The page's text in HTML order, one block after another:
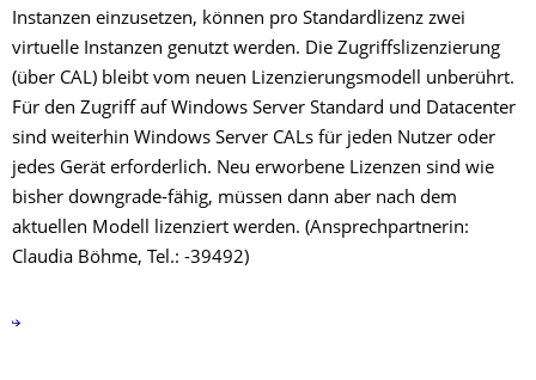
Instanzen einzusetzen, können pro Standardlizenz zwei
virtuelle Instanzen genutzt werden. Die Zugriffslizenzierung
(über CAL) bleibt vom neuen Lizenzierungsmodell unberührt.
Für den Zugriff auf Windows Server Standard und Datacenter
sind weiterhin Windows Server CALs für jeden Nutzer oder
jedes Gerät erforderlich. Neu erworbene Lizenzen sind wie
bisher downgrade-fähig, müssen dann aber nach dem
aktuellen Modell lizenziert werden. (Ansprechpartnerin:
Claudia Böhme, Tel.: -39492)